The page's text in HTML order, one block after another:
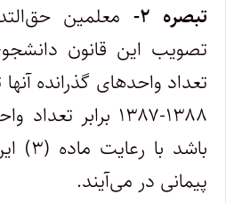
تبصره ۲-
معلمین
تصویب این قانون
تعداد واحدهای گذرانده
۱۳۸۸-۱۳۸۷ برابر
باشد
پیمانی در می‌آیند.